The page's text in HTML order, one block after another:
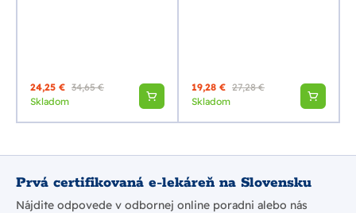
24,25 € 34,65 €
Skladom
19,28 € 27,28 €
Skladom
Prvá certifikovaná e-lekáreň na Slovensku
Nájdite odpovede v odbornej online poradni alebo nás